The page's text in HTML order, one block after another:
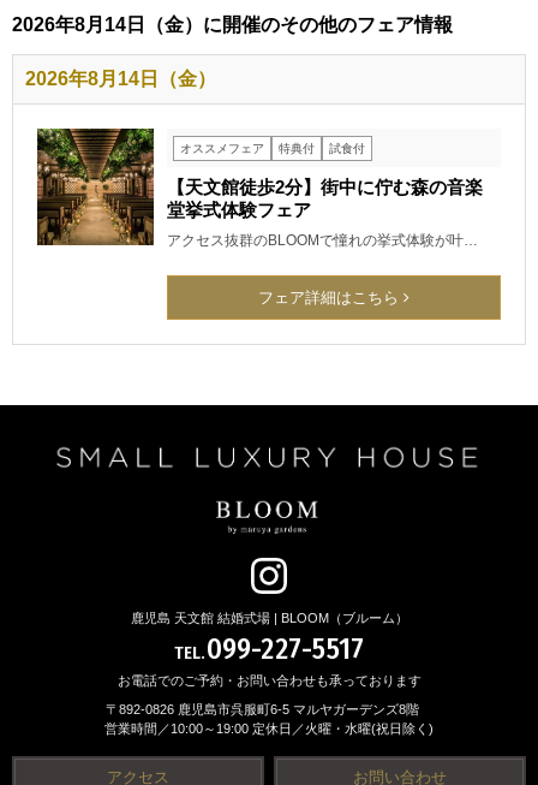
2026年8月14日（金）に開催のその他のフェア情報
2026年8月14日（金）
オススメフェア 特典付 試食付
【天文館徒歩2分】街中に佇む森の音楽
堂挙式体験フェア
アクセス抜群のBLOOMで憧れの挙式体験が叶…
フェア詳細はこちら
鹿児島 天文館 結婚式場 | BLOOM（ブルーム）
TEL.099-227-5517
お電話でのご予約・お問い合わせも承っております
〒892-0826 鹿児島市呉服町6-5 マルヤガーデンズ8階
営業時間／10:00～19:00 定休日／火曜・水曜(祝日除く)
アクセス お問い合わせ